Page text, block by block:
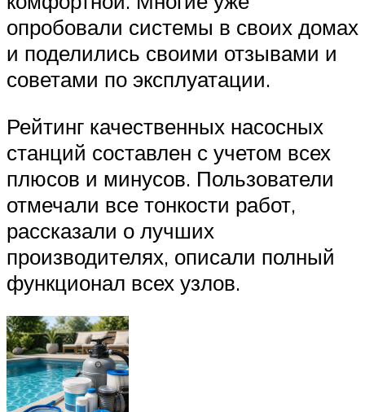
опробовали системы в своих домах
и поделились своими отзывами и
советами по эксплуатации.
Рейтинг качественных насосных
станций составлен с учетом всех
плюсов и минусов. Пользователи
отмечали все тонкости работ,
рассказали о лучших
производителях, описали полный
функционал всех узлов.